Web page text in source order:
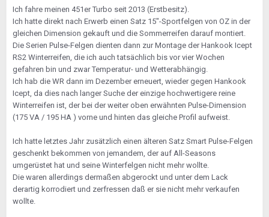
Ich fahre meinen 451er Turbo seit 2013 (Erstbesitz).
Ich hatte direkt nach Erwerb einen Satz 15"-Sportfelgen von OZ in der
gleichen Dimension gekauft und die Sommerreifen darauf montiert.
Die Serien Pulse-Felgen dienten dann zur Montage der Hankook Icept
RS2 Winterreifen, die ich auch tatsächlich bis vor vier Wochen
gefahren bin und zwar Temperatur- und Wetterabhängig.
Ich hab die WR dann im Dezember erneuert, wieder gegen Hankook
Icept, da dies nach langer Suche der einzige hochwertigere reine
Winterreifen ist, der bei der weiter oben erwähnten Pulse-Dimension
(175 VA / 195 HA ) vorne und hinten das gleiche Profil aufweist.
Ich hatte letztes Jahr zusätzlich einen älteren Satz Smart Pulse-Felgen
geschenkt bekommen von jemandem, der auf All-Seasons
umgerüstet hat und seine Winterfelgen nicht mehr wollte.
Die waren allerdings dermaßen abgerockt und unter dem Lack
derartig korrodiert und zerfressen daß er sie nicht mehr verkaufen
wollte.